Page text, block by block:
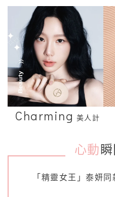
Charming 美人計
心動 瞬
「精靈女王」泰妍同